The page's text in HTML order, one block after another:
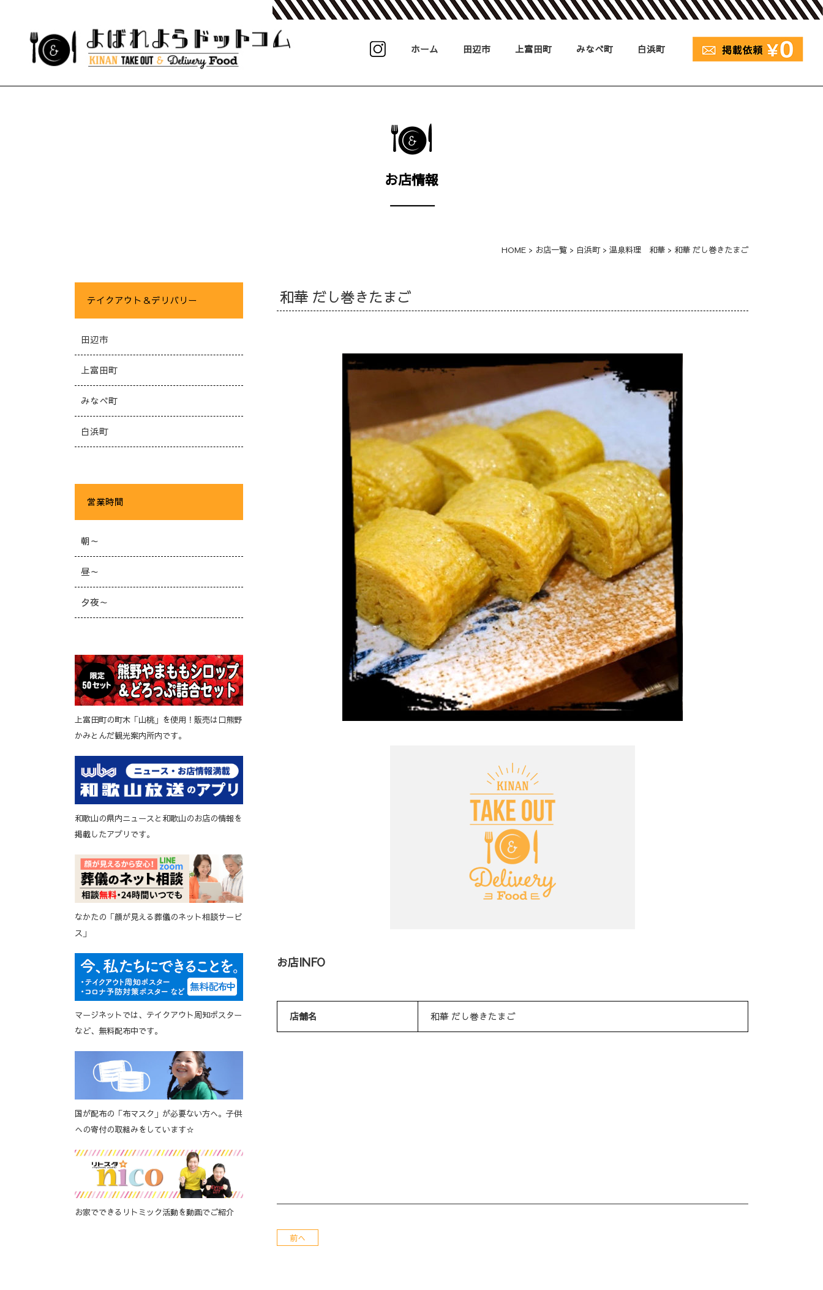
ホーム 田辺市 上富田町 みなべ町 白浜町
お店情報
HOME > お店一覧 > 白浜町> 温泉料理 和華 > 和華 だし巻きたまご
和華 だし巻きたまご
お店INFO
店舗名 和華 だし巻きたまご
前へ
テイクアウト＆デリバリー
田辺市
上富田町
みなべ町
白浜町
営業時間
朝～
昼～
夕夜～
上富田町の町木「山桃」を使用！販売は口熊野
かみとんだ観光案内所内です。
和歌山の県内ニュースと和歌山のお店の情報を
掲載したアプリです。
なかたの「顔が見える葬儀のネット相談サービ
ス」
マージネットでは、テイクアウト周知ポスター
など、無料配布中です。
国が配布の「布マスク」が必要ない方へ。子供
への寄付の取組みをしています☆
お家でできるリトミック活動を動画でご紹介